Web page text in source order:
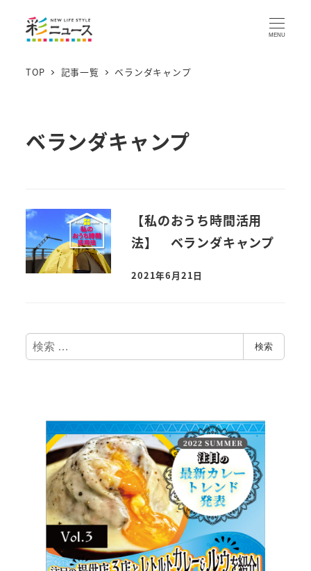
MENU
TOP 記事一覧 ベランダキャンプ
ベランダキャンプ
【私のおうち時間活用
法】 ベランダキャンプ
2021年6月21日
検
索
検索